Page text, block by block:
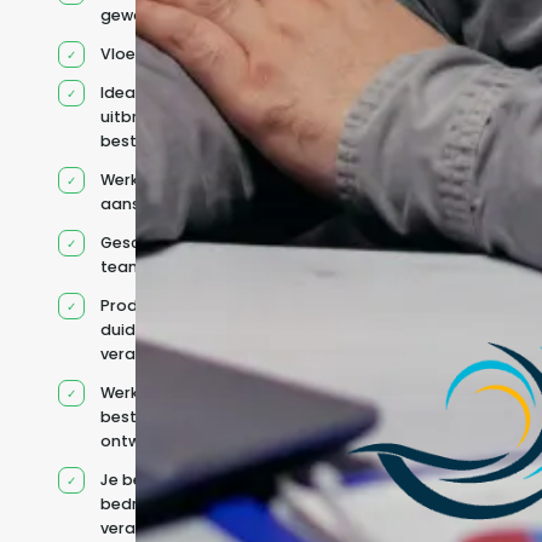
geworven profiel
Vloeiend Engels
Ideaal voor het
uitbreiden van
bestaande capaciteit
Werkt onder jouw
aansturing
Geschikt voor hybride
teams
Productcontext en
duidelijke
verantwoordelijkheden
Werkt binnen jouw
bestaande
ontwikkelteam
Je behoudt jouw
bedrijfs- en IT-
verantwoordelijkheden